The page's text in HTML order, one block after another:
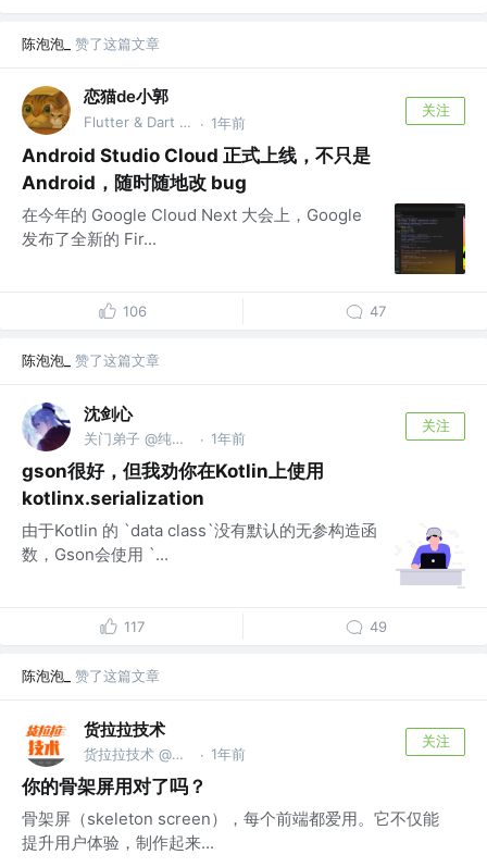
陈泡泡_ 赞了这篇文章
恋猫de小郭
Flutter & Dart GDE @🏆 掘金签约作者 · 1年前
关注
Android Studio Cloud 正式上线，不只是
Android，随时随地改 bug
在今年的 Google Cloud Next 大会上，Google
发布了全新的 Fir...
106 47
陈泡泡_ 赞了这篇文章
沈剑心
关门弟子 @纯阳宫 · 1年前
关注
gson很好，但我劝你在Kotlin上使用
kotlinx.serialization
由于Kotlin 的 `data class`没有默认的无参构造函
数，Gson会使用 `...
117 49
陈泡泡_ 赞了这篇文章
货拉拉技术
货拉拉技术 @货拉拉集团 · 1年前
关注
你的骨架屏用对了吗？
骨架屏（skeleton screen），每个前端都爱用。它不仅能
提升用户体验，制作起来...